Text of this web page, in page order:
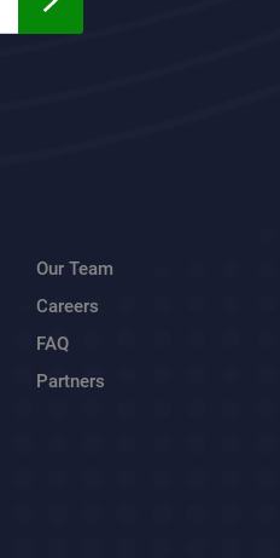
Our Team
Careers
FAQ
Partners